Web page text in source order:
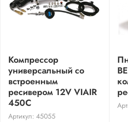
Компрессор
универсальный со
встроенным
ресивером 12V VIAIR
450С
Артикул: 45055